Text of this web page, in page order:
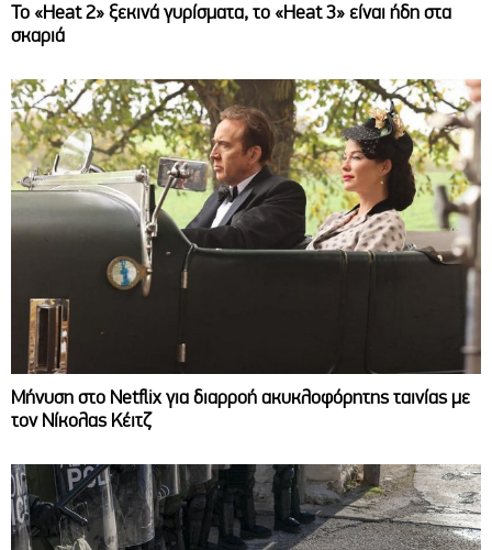
Το «Heat 2» ξεκινά γυρίσματα, το «Heat 3» είναι ήδη στα
σκαριά
Μήνυση στο Netflix για διαρροή ακυκλοφόρητης ταινίας με
τον Νίκολας Κέιτζ